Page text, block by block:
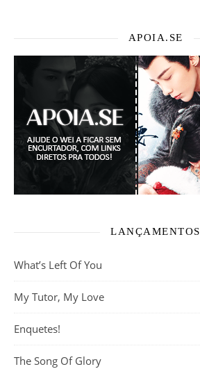
APOIA.SE
LANÇAMENTOS
What’s Left Of You
My Tutor, My Love
Enquetes!
The Song Of Glory